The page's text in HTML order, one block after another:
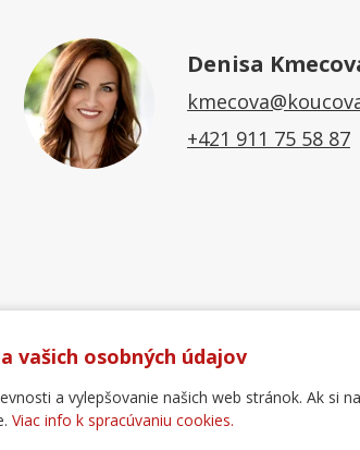
Denisa
+421 911 75 58 87
Ochrana osobných údajov
vašich osobných údajov
a vylepšovanie našich web stránok. Ak si
Viac info k spracúvaniu cookies.